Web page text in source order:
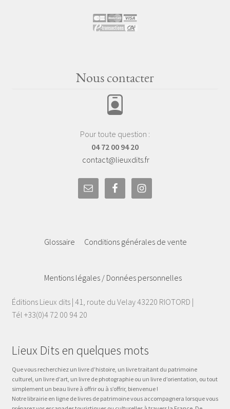
Nous contacter
Pour toute question :
04 72 00 94 20
contact@lieuxdits.fr
Glossaire Conditions générales de vente
Mentions légales / Données personnelles
Éditions Lieux dits | 41, route du Velay 43220 RIOTORD |
Tél +33(0)4 72 00 94 20
Lieux Dits en quelques mots
Que vous recherchiez un livre d’histoire, un livre traitant du patrimoine
culturel, un livre d’art, un livre de photographie ou un livre d’orientation, ou tout
simplement un beau livre à offrir ou à s’offrir, bienvenue !
Notre librairie en ligne de livres de patrimoine vous accompagnera lorsque vous